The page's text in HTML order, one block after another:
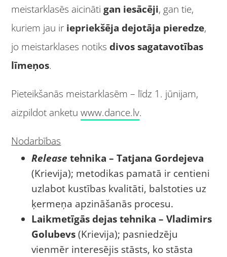
meistarklasēs aicinātigan iesācēji, gan tie,
kuriem jau ir iepriekšēja dejotāja pieredze,
jo meistarklases notiksdivos sagatavotības
līmeņos.
Pieteikšanās meistarklasēm – līdz 1. jūnijam,
aizpildot anketuwww.dance.lv.
Nodarbības
Release tehnika – Tatjana Gordejeva
(Krievija); metodikas pamatā ir centieni
uzlabot kustības kvalitāti, balstoties uz
ķermeņa apzināšanās procesu.
Laikmetīgās dejas tehnika – Vladimirs
Golubevs(Krievija); pasniedzēju
vienmēr interesējis stāsts, ko stāsta